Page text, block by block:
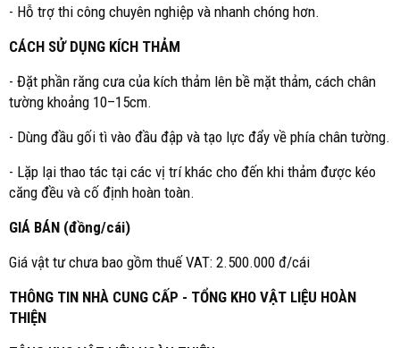
- Hỗ trợ thi công chuyên nghiệp và nhanh chóng hơn.
CÁCH SỬ DỤNG KÍCH THẢM
- Đặt phần răng cưa của kích thảm lên bề mặt thảm, cách chân
tường khoảng 10–15cm.
- Dùng đầu gối tì vào đầu đập và tạo lực đẩy về phía chân tường.
- Lặp lại thao tác tại các vị trí khác cho đến khi thảm được kéo
căng đều và cố định hoàn toàn.
GIÁ BÁN (đồng/cái)
Giá vật tư chưa bao gồm thuế VAT: 2.500.000 đ/cái
THÔNG TIN NHÀ CUNG CẤP - TỔNG KHO VẬT LIỆU HOÀN
THIỆN